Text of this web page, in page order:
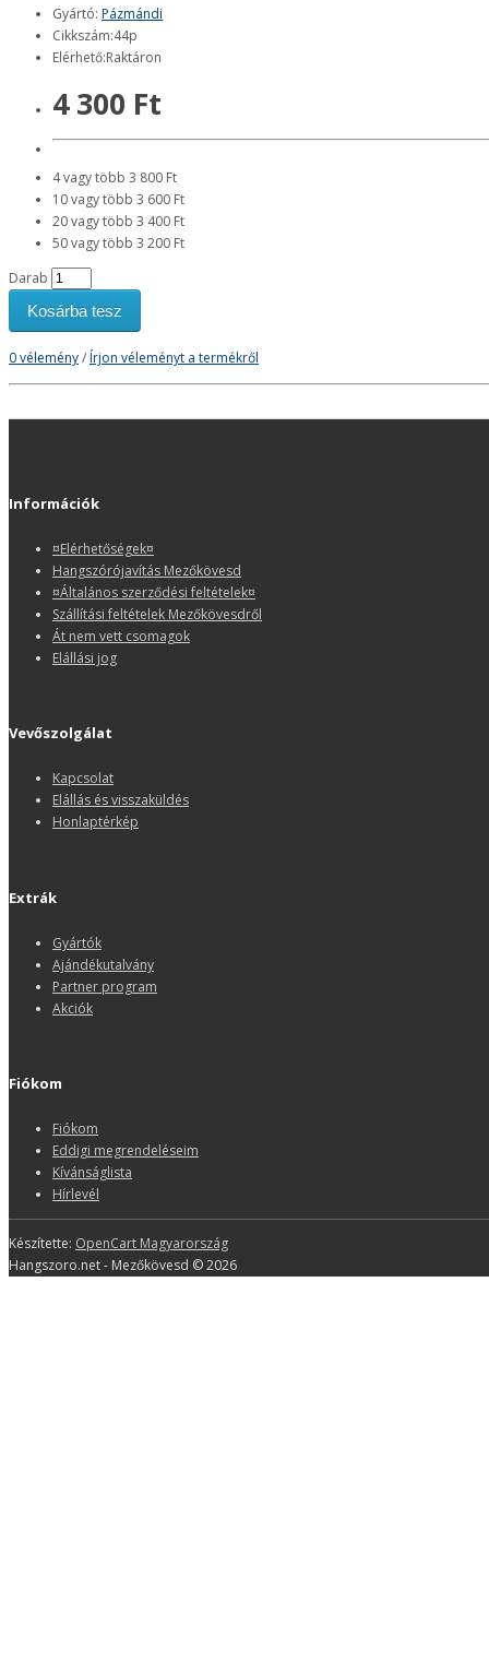
Gyártó: Pázmándi
Cikkszám:44p
Elérhető:Raktáron
4 300 Ft
4 vagy több 3 800 Ft
10 vagy több 3 600 Ft
20 vagy több 3 400 Ft
50 vagy több 3 200 Ft
Darab
Kosárba tesz
0 vélemény/Írjon véleményt a termékről
Információk
¤Elérhetőségek¤
Hangszórójavítás Mezőkövesd
¤Általános szerződési feltételek¤
Szállítási feltételek Mezőkövesdről
Át nem vett csomagok
Elállási jog
Vevőszolgálat
Kapcsolat
Elállás és visszaküldés
Honlaptérkép
Extrák
Gyártók
Ajándékutalvány
Partner program
Akciók
Fiókom
Fiókom
Eddigi megrendeléseim
Kívánságlista
Hírlevél
Készítette: OpenCart Magyarország
Hangszoro.net - Mezőkövesd © 2026